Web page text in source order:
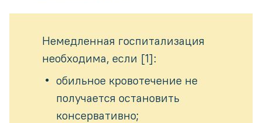
Немедленная госпитализация
необходима, если [1]:
обильное кровотечение не
получается остановить
консервативно;